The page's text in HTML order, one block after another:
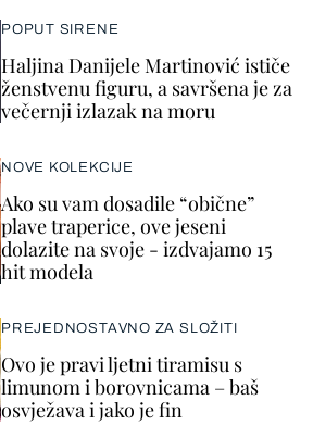
POPUT SIRENE
Haljina Danijele Martinović ističe
ženstvenu figuru, a savršena je za
večernji izlazak na moru
NOVE KOLEKCIJE
Ako su vam dosadile “obične”
plave traperice, ove jeseni
dolazite na svoje - izdvajamo 15
hit modela
PREJEDNOSTAVNO ZA SLOŽITI
Ovo je pravi ljetni tiramisu s
limunom i borovnicama – baš
osvježava i jako je fin